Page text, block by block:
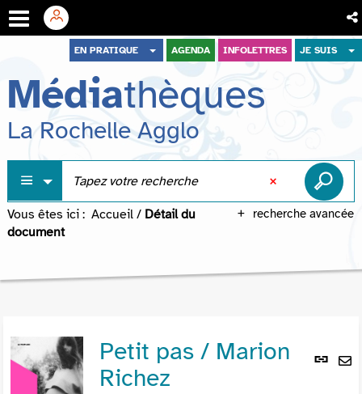
menu
contenu
recherche
EN PRATIQUE AGENDA INFOLETTRES JE SUIS
Médiathèques
La Rochelle Agglo
recherche avancée
Vous êtes ici : Accueil / Détail du
document
Lien
Petit pas / Marion
Richez